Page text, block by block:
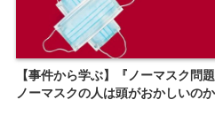
【事件から学ぶ】『ノーマスク問題
ノーマスクの人は頭がおかしいのか